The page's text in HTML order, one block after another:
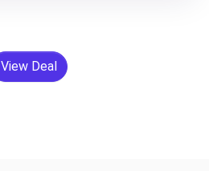
View Deal